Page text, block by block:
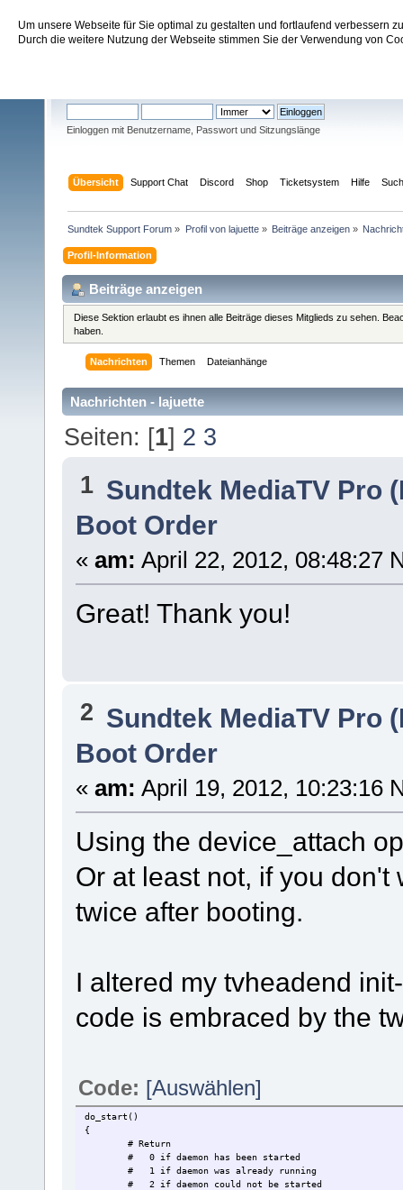
Um unsere Webseite für Sie optimal zu gestalten und fortlaufend verbessern
Durch die weitere Nutzung der Webseite stimmen Sie der Verwendung von
Sundtek Support Forum
Einloggen mit Benutzername, Passwort und Sitzungslänge
Übersicht Support Chat Discord Shop Ticketsystem Hilfe
Sundtek Support Forum » Profil von lajuette» Beiträge anzeigen»
Profil-Information
Beiträge anzeigen
Diese Sektion erlaubt es ihnen alle Beiträge dieses Mitglieds zu sehen.
haben.
Nachrichten Themen Dateianhänge
Nachrichten - lajuette
Seiten: [1] 2 3
1 Sundtek MediaTV Pro
Boot Order
« am: April 22, 2012, 08:48:27
Great! Thank you!
2 Sundtek MediaTV Pro
Boot Order
« am: April 19, 2012, 10:23:16
Using the device_attach
Or at least not, if you
twice after booting.
I altered my tvheadend
code is embraced by the
Code: [Auswählen]
do_start()
{
# Return
# 0 if daemon has been started
# 1 if daemon was already running
# 2 if daemon could not be started